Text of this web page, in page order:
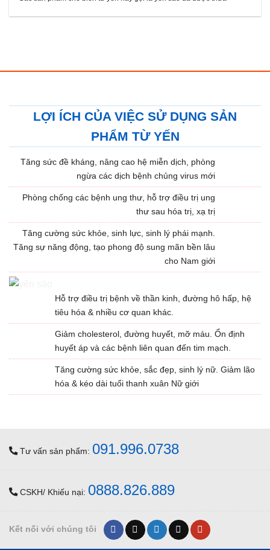
LỢI ÍCH CỦA VIỆC SỬ DỤNG SẢN
PHẨM TỪ YẾN
Tăng sức đề kháng, nâng cao hệ miễn dịch, phòng
ngừa các dịch bệnh chủng virus mới
Phòng chống các bệnh ung thư, hỗ trợ điều trị ung
thư sau hóa trị, xạ trị
Tăng cường sức khỏe, sinh lực, sinh lý phái mạnh.
Tăng sự năng động, tạo phong độ sung mãn bền lâu
cho Nam giới
Hỗ trợ điều trị bệnh về thần kinh, đường hô hấp, hệ
tiêu hóa & nhiều cơ quan khác.
Giảm cholesterol, đường huyết, mỡ máu. Ổn định
huyết áp và các bệnh liên quan đến tim mạch.
Tăng cường sức khỏe, sắc đẹp, sinh lý nữ. Giảm lão
hóa & kéo dài tuổi thanh xuân Nữ giới
Tư vấn sản phẩm: 091.996.0738
CSKH/ Khiếu nại: 0888.826.889
Kết nối với chúng tôi